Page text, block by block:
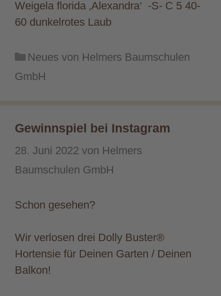
Weigela florida ‚Alexandra‘ -S- C 5 40-
60 dunkelrotes Laub
Kategorien
Neues von Helmers Baumschulen
GmbH
Gewinnspiel bei Instagram
28. Juni 2022 von Helmers
Baumschulen GmbH
Schon gesehen?
Wir verlosen drei Dolly Buster®
Hortensie für Deinen Garten / Deinen
Balkon!